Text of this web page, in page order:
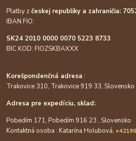
Platby zčeskej republiky a zahraničia:
IBAN FIO:
SK24 2010 0000 0070 5223 8733
BIC KOD: FIOZSKBAXXX
Korešpondenčná adresa :
Trakovice 310, Trakovice 919 33, Slovensko
Adresa pre expedíciu, sklad:
Pobedím 171, Pobedím 916 23 , Slovensko
Kontaktná osoba : Katarína Holubová,